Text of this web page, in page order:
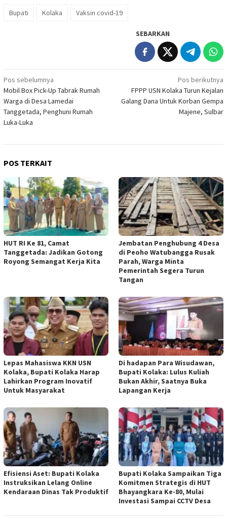
Bupati Kolaka Vaksin covid-19
SEBARKAN
Navigasi
pos
Pos sebelumnya
Mobil Box Pick-Up Tabrak Rumah
Warga di Desa Lamedai
Tanggetada, Penghuni Rumah
Luka-Luka
Pos berikutnya
FPPP USN Kolaka Turun Kejalan
Galang Dana Untuk Korban Gempa
Majene, Sulbar
POS TERKAIT
HUT RI Ke 81, Camat
Tanggetada: Jadikan Gotong
Royong Semangat Kerja Kita
Jembatan Penghubung 4 Desa
di Peoho Watubangga Rusak
Parah, Warga Minta
Pemerintah Segera Turun
Tangan
Lepas Mahasiswa KKN USN
Kolaka, Bupati Kolaka Harap
Lahirkan Program Inovatif
Untuk Masyarakat
Di hadapan Para Wisudawan,
Bupati Kolaka: Lulus Kuliah
Bukan Akhir, Saatnya Buka
Lapangan Kerja
Efisiensi Aset: Bupati Kolaka
Instruksikan Lelang Online
Kendaraan Dinas Tak Produktif
Bupati Kolaka Sampaikan Tiga
Komitmen Strategis di HUT
Bhayangkara Ke-80, Mulai
Investasi Sampai CCTV Desa